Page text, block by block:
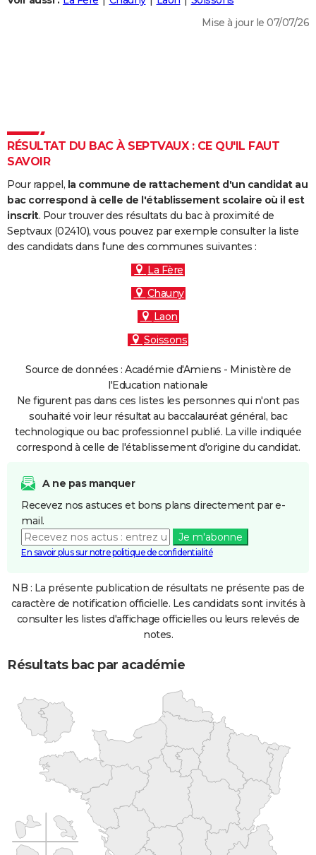
DICTIONNAIRE
Dictionnaire
Biographies
Citations
Expressions
Proverbes
PROGRAMME TV
COPAINS D'AVANT
S'inscrire
Se connecter
Lycées
Collèges
Primaires
Universités
Entreprises
Service militaire
Avis de recherche
AVIS DE DÉCÈS
FORUM
Mise à jour le 07/07/26
RÉSULTAT DU BAC À SEPTVAUX : CE QU'IL FAUT
SAVOIR
Pour rappel, la commune de rattachement d'un candidat au
bac correspond à celle de l'établissement scolaire où il est
inscrit. Pour trouver des résultats du bac à proximité de
Septvaux (02410), vous pouvez par exemple consulter la liste
des candidats dans l'une des communes suivantes :
La Fère
Chauny
Laon
Soissons
Source de données : Académie d'Amiens - Ministère de
l'Education nationale
Ne figurent pas dans ces listes les personnes qui n'ont pas
souhaité voir leur résultat au baccalauréat général, bac
technologique ou bac professionnel publié. La ville indiquée
correspond à celle de l'établissement d'origine du candidat.
A ne pas manquer
Recevez nos astuces et bons plans directement par e-
mail.
Je m'abonne
En savoir plus sur notre politique de confidentialité
NB : La présente publication de résultats ne présente pas de
caractère de notification officielle. Les candidats sont invités à
consulter les listes d'affichage officielles ou leurs relevés de
notes.
Résultats bac par académie